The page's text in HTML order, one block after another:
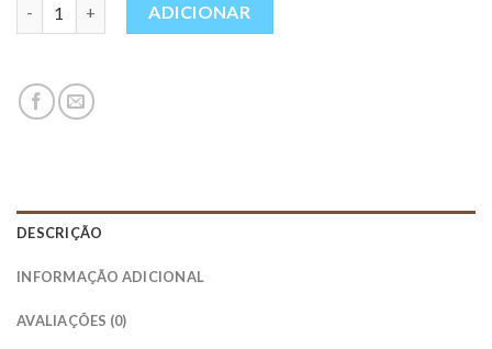
ADICIONAR
DESCRIÇÃO
INFORMAÇÃO ADICIONAL
AVALIAÇÕES (0)